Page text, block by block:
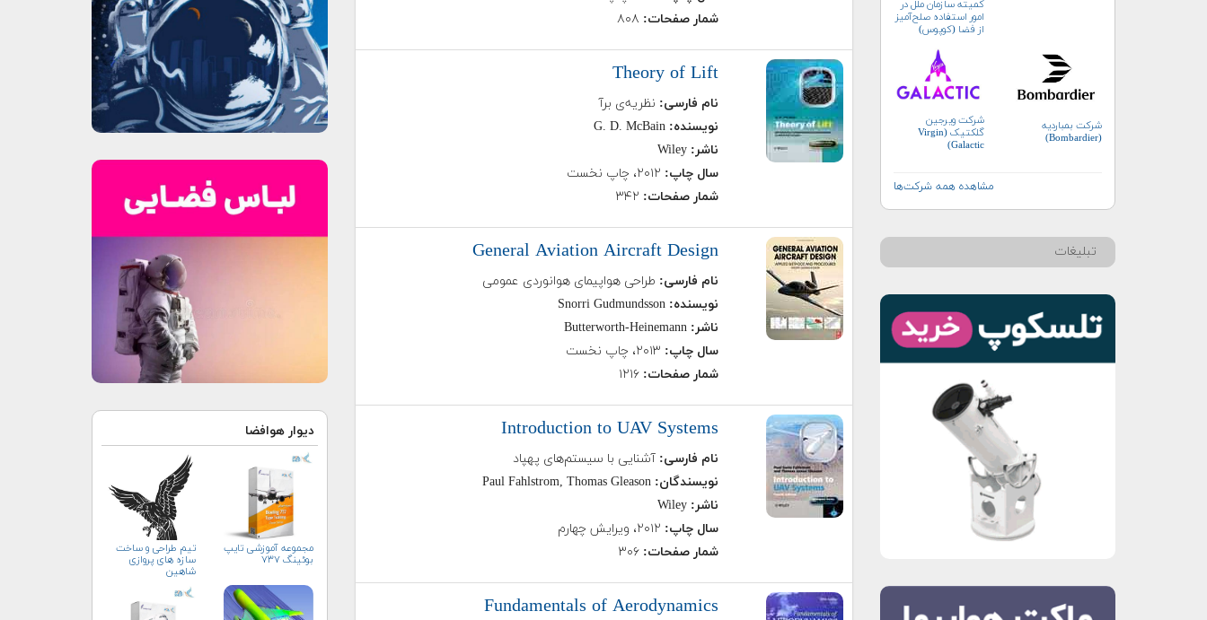
کمیته سازمان ملل در
امور استفاده صلح‌آمیز
از فضا (کوپوس)
شرکت بمباردیه
(Bombardier)
شرکت ویرجین
گلکتیک (Virgin
Galactic)
مشاهده همه شرکت‌ها
تبلیغات
شمار صفحات:
Theory of Lift
نام فارسی: نظریه‌ی برآ
نویسنده: G. D. McBain
ناشر: Wiley
سال چاپ:
شمار صفحات:
General Aviation Aircraft Design
نام فارسی: طراحی هواپیمای هوانوردی عمومی
نویسنده:
SnorriGudmundsson
ناشر: Butterworth-Heinemann
سال چاپ:
شمار صفحات:
Introduction to UAV Systems
نام فارسی: آشنایی با سیستم‌های پهپاد
نویسندگان: Paul Fahlstrom, Thomas Gleason
ناشر:
سال چاپ:
شمار صفحات:
Fundamentals of Aerodynamics
دیوار هوافضا
مجموعه آموزشی تایپ
بوئینگ ۷۳۷
تيم طراحى و ساخت
سازه هاى پروازى
شاهين